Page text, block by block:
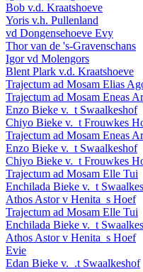
Bob v.d. Kraatshoeve
Yoris v.h. Pullenland
vd Dongensehoeve Evy
Thor van de 's-Gravenschans
Igor vd Molengors
Blent Plark v.d. Kraatshoeve
Trajectum ad Mosam Elias
Trajectum ad Mosam Eneas
Enzo Bieke v._t Swaalkeshof
Chiyo Bieke v._t Frouwkes
Trajectum ad Mosam Eneas
Enzo Bieke v._t Swaalkeshof
Chiyo Bieke v._t Frouwkes
Trajectum ad Mosam Elle Tui
Enchilada Bieke v._t
Athos Astor v Henita_s Hoef
Trajectum ad Mosam Elle Tui
Enchilada Bieke v._t
Athos Astor v Henita_s Hoef
Evie
Edan Bieke v._.t Swaalkeshof